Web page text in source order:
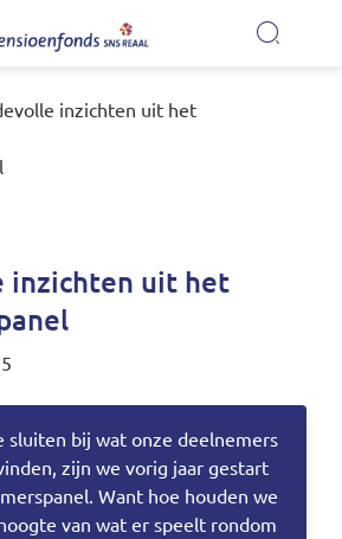
gaan
inzichten uit het
inzichten uit het
sluiten bij wat onze deelnemers
zijn we vorig jaar gestart
Want hoe houden we
van wat er speelt rondom